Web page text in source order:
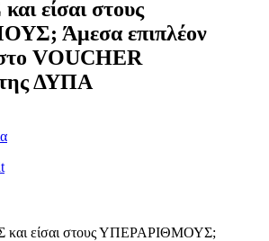
είσαι στους
Άμεσα επιπλέον
VOUCHER
ΔΥΠΑ